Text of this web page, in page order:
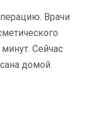
Врачи
Сейчас
домой.